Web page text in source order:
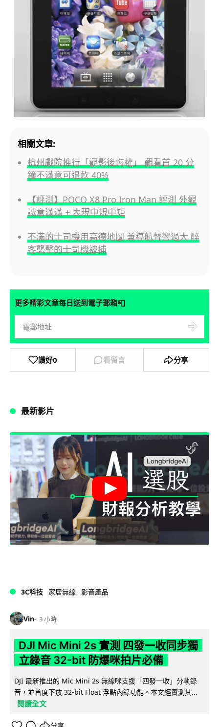
相關文章:
杭州戲院推行「觀影後悔權」 觀看首 20 分
鐘不滿意可退款 40%
【評測】POCO X8 Pro Iron Man 評測 外觀
誠意滿滿 + 表現中規中矩
不滿的士司機用高德地圖 兼導航聲響過大 醉
客襲擊的士司機被捕
更多精彩文章每日送到電子郵箱📮
讚好0 看留言 分享
最新影片
3C科技 家居無線 影音產品
Vin 3 小時
DJI Mic Mini 2s 實測 四發一收同步獨
立錄音 32-bit 防爆咪拍片必備
DJI 最新推出的 Mic Mini 2s 無線咪支援「四發一收」分軌錄
音，並首度下放 32-bit Float 浮點內錄功能。本文經實測其...
閱讀全文